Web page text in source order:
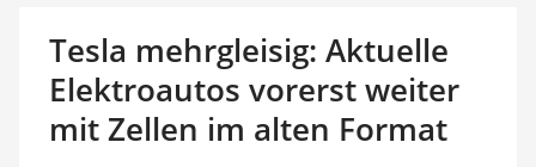
Tesla mehrgleisig: Aktuelle
Elektroautos vorerst weiter
mit Zellen im alten Format